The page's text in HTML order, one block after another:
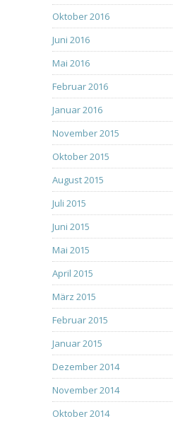
Oktober 2016
Juni 2016
Mai 2016
Februar 2016
Januar 2016
November 2015
Oktober 2015
August 2015
Juli 2015
Juni 2015
Mai 2015
April 2015
März 2015
Februar 2015
Januar 2015
Dezember 2014
November 2014
Oktober 2014